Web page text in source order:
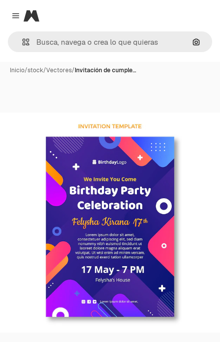
Close menu
Magnific
Inicio/stock/Vectores/Invitación de cumple…